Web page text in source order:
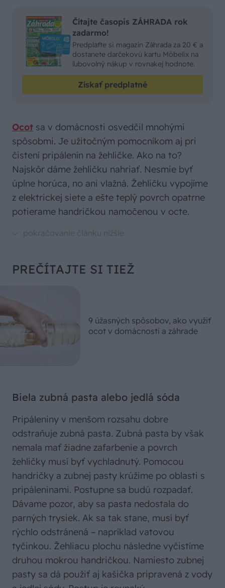
Čítajte časopis ZÁHRADA rok
zadarmo!
Predplaťte si magazín Záhrada za 20 € a
dostanete darčekovú kartu Möbelix na
ľubovolný nákup v rovnakej hodnote.
Získať predplatné
Ocot sa v domácnosti osvedčil mnohými
spôsobmi. Je užitočným pomocníkom aj pri
čistení pripálenín na žehličke. Ako na to?
Najskôr dáme žehličku nahriať. Nesmie byť
úplne horúca, no ani vlažná. Žehličku vypojíme
z elektrickej siete a ešte teplý povrch opatrne
potierame handričkou namočenou v octe.
PREČÍTAJTE SI TIEŽ
9 úžasných spôsobov, ako využiť
ocot v domácnosti a záhrade
Biela zubná pasta alebo jedlá sóda
Pripáleniny v menšom rozsahu dobre
odstraňuje zubná pasta. Zubná pasta by však
nemala mať žiadne zafarbenie a povrch
žehličky musí byť vychladnutý. Pomocou
handričky a zubnej pasty krúžime po oblasti s
pripáleninami. Postupne sa budú rozpadať.
Dávame pozor, aby sa pasta nedostala do
parných trysiek. Ak sa tak stane, musí byť
rýchlo odstránená – napríklad vatovou
tyčinkou. Žehliacu plochu následne vyčistíme
druhou mokrou handričkou. Namiesto zubnej
pasty sa dá použiť aj kašička pripravená z vody